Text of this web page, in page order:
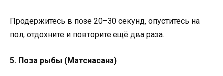
Продержитесь в позе 20–30 секунд, опуститесь на
пол, отдохните и повторите ещё два раза.
5. Поза рыбы (Матсиасана)